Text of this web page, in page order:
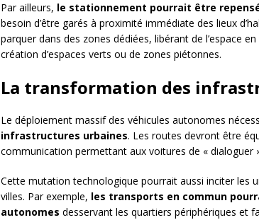
Par ailleurs, le stationnement pourrait être
besoin d’être garés à proximité immédiate des lieux
parquer dans des zones dédiées, libérant de l’espace
création d’espaces verts ou de zones piétonnes.
La transformation des
Le déploiement massif des véhicules autonomes
infrastructures urbaines. Les routes devront être
communication permettant aux voitures de « dialoguer
Cette mutation technologique pourrait aussi inciter les
villes. Par exemple, les transports en commun
autonomes desservant les quartiers périphériques et